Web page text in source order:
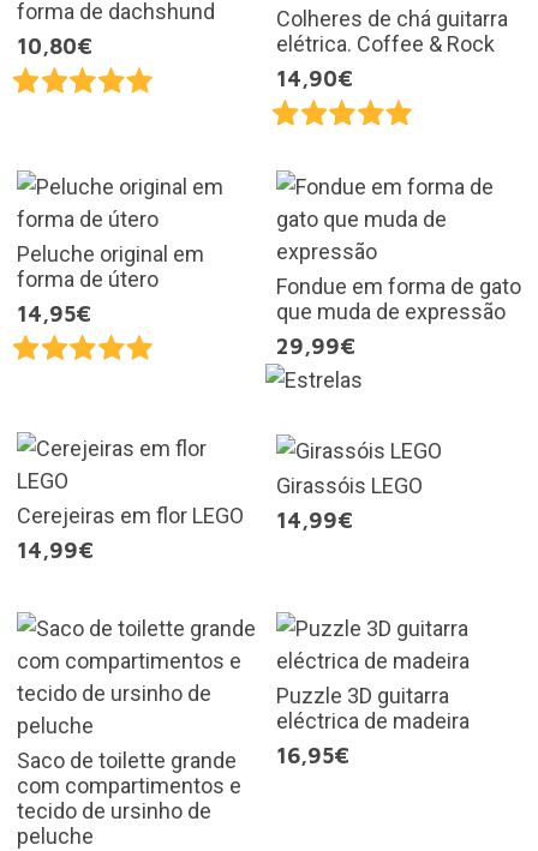
forma de dachshund
10,80€
Colheres de chá guitarra
elétrica. Coffee & Rock
14,90€
Peluche original em
forma de útero
14,95€
Fondue em forma de gato
que muda de expressão
29,99€
Cerejeiras em flor LEGO
14,99€
Girassóis LEGO
14,99€
Saco de toilette grande
com compartimentos e
tecido de ursinho de
peluche
Puzzle 3D guitarra
eléctrica de madeira
16,95€